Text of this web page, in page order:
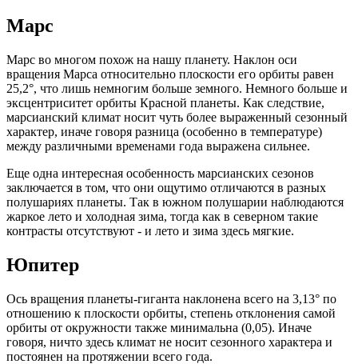
Марс
Марс во многом похож на нашу планету. Наклон оси
вращения Марса относительно плоскости его орбиты равен
25,2°, что лишь немногим больше земного. Немного больше и
эксцентриситет орбиты Красной планеты. Как следствие,
марсианский климат носит чуть более выраженный сезонный
характер, иначе говоря разница (особенно в температуре)
между различными временами года выражена сильнее.
Еще одна интересная особенность марсианских сезонов
заключается в том, что они ощутимо отличаются в разных
полушариях планеты. Так в южном полушарии наблюдаются
жаркое лето и холодная зима, тогда как в северном такие
контрасты отсутствуют - и лето и зима здесь мягкие.
Юпитер
Ось вращения планеты-гиганта наклонена всего на 3,13° по
отношению к плоскости орбиты, степень отклонения самой
орбиты от окружности также минимальна (0,05). Иначе
говоря, ничто здесь климат не носит сезонного характера и
постоянен на протяжении всего года.